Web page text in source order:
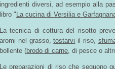
ingredienti diversi, ad esempio alla
libro " La cucina di Versilia e
La tecnica di cottura del risotto
aromi nel grasso,tostarvi il riso,
bollente (brodo di carne, di pesce o
Le preparazioni di risoche seguono